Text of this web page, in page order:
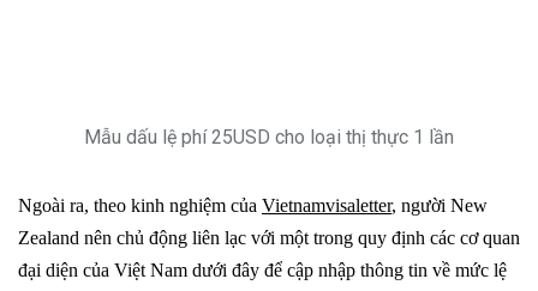
Mẫu dấu lệ phí 25USD cho loại thị thực 1 lần
Ngoài ra, theo kinh nghiệm của Vietnamvisaletter, người New
Zealand nên chủ động liên lạc với một trong quy định các cơ quan
đại diện của Việt Nam dưới đây để cập nhập thông tin về mức lệ